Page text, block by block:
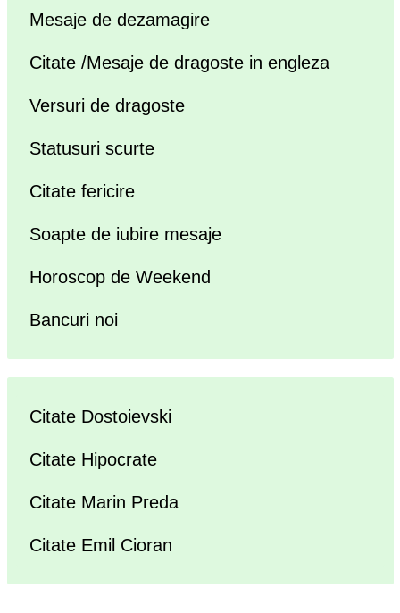
Mesaje de dezamagire
Citate /Mesaje de dragoste in engleza
Versuri de dragoste
Statusuri scurte
Citate fericire
Soapte de iubire mesaje
Horoscop de Weekend
Bancuri noi
Citate Dostoievski
Citate Hipocrate
Citate Marin Preda
Citate Emil Cioran